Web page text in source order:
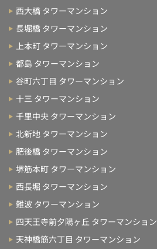
西大橋 タワーマンション
長堀橋 タワーマンション
上本町 タワーマンション
都島 タワーマンション
谷町六丁目 タワーマンション
十三 タワーマンション
千里中央 タワーマンション
北新地 タワーマンション
肥後橋 タワーマンション
堺筋本町 タワーマンション
西長堀 タワーマンション
難波 タワーマンション
四天王寺前夕陽ヶ丘 タワーマンション
天神橋筋六丁目 タワーマンション